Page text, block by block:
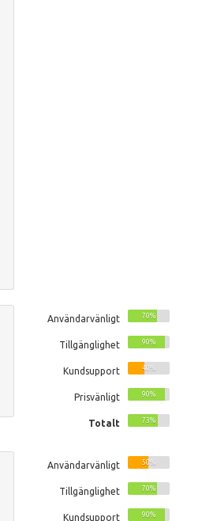
Användarvänligt 70%
Tillgänglighet 90%
Kundsupport 40%
Prisvänligt 90%
Totalt 73%
Användarvänligt 50%
Tillgänglighet 70%
Kundsupport 90%